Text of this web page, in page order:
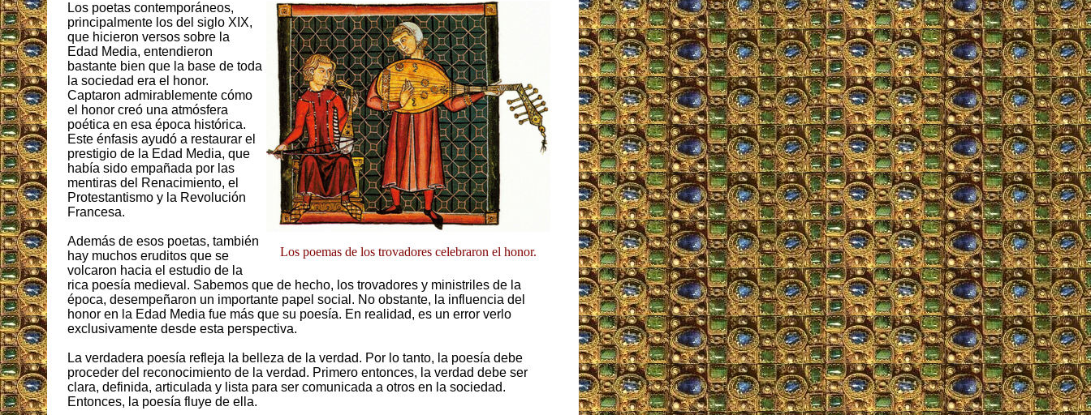
Los poemas de los trovadores celebraron el honor.
Los poetas contemporáneos,
principalmente los del siglo XIX,
que hicieron versos sobre la
Edad Media, entendieron
bastante bien que la base de toda
la sociedad era el honor.
Captaron admirablemente cómo
el honor creó una atmósfera
poética en esa época histórica.
Este énfasis ayudó a restaurar el
prestigio de la Edad Media, que
había sido empañada por las
mentiras del Renacimiento, el
Protestantismo y la Revolución
Francesa.
Además de esos poetas, también
hay muchos eruditos que se
volcaron hacia el estudio de la
rica poesía medieval. Sabemos que de hecho, los trovadores y ministriles de la
época, desempeñaron un importante papel social. No obstante, la influencia del
honor en la Edad Media fue más que su poesía. En realidad, es un error verlo
exclusivamente desde esta perspectiva.
La verdadera poesía refleja la belleza de la verdad. Por lo tanto, la poesía debe
proceder del reconocimiento de la verdad. Primero entonces, la verdad debe ser
clara, definida, articulada y lista para ser comunicada a otros en la sociedad.
Entonces, la poesía fluye de ella.